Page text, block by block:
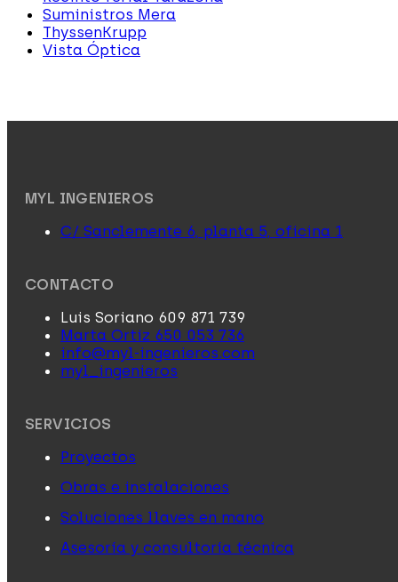
Suministros Mera
ThyssenKrupp
Vista Óptica
MYL INGENIEROS
C/ Sanclemente 6, planta 5, oficina 1
CONTACTO
Luis Soriano 609 871 739
Marta Ortiz 650 053 736
info@myl-ingenieros.com
myl_ingenieros
SERVICIOS
Proyectos
Obras e instalaciones
Soluciones llaves en mano
Asesoría y consultoría técnica